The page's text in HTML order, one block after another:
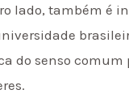
lado, também é
do senso